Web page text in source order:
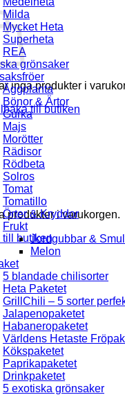
inga produkter i
till butiken
produkter i varukorgen.
till butiken
Milda
Mycket Heta
Superheta
REA
grönsaker
Äggplanta
Bönor & Ärtor
Gurka
Majs
Morötter
Rädisor
Rödbeta
Solros
Tomat
Tomatillo
Örter & Kryddor
Frukt
Jordgubbar &
Melon
5 blandade chilisorter
Heta Paketet
GrillChili – 5 sorter
Jalapenopaketet
Habaneropaketet
Världens Hetaste
Kökspaketet
Paprikapaketet
Drinkpaketet
5 exotiska grönsaker